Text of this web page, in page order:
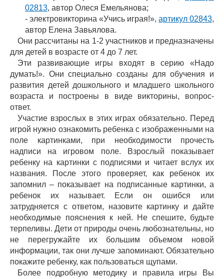
02813, автор Олеся Емельянова;
- электровикторина «Учись играя!», артикул 02843,
автор Елена Завьялова.
Они рассчитаны на 1-2 участников и предназначены
для детей в возрасте от 4 до 7 лет.
Эти развивающие игры входят в серию «Надо
думать!». Они специально созданы для обучения и
развития детей дошкольного и младшего школьного
возраста и построены в виде викторины, вопрос-
ответ.
Участие взрослых в этих играх обязательно. Перед
игрой нужно ознакомить ребенка с изображенными на
поле картинками, при необходимости прочесть
надписи на игровом поле. Взрослый показывает
ребенку на картинки с подписями и читает вслух их
названия. После этого проверяет, как ребенок их
запомнил – показывает на подписанные картинки, а
ребенок их называет. Если он ошибся или
затрудняется с ответом, назовите картинку и дайте
необходимые пояснения к ней. Не спешите, будьте
терпеливы. Дети от природы очень любознательны, но
не перегружайте их большим объемом новой
информации, так они лучше запоминают. Обязательно
покажите ребенку, как пользоваться щупами.
Более подробную методику и правила игры Вы